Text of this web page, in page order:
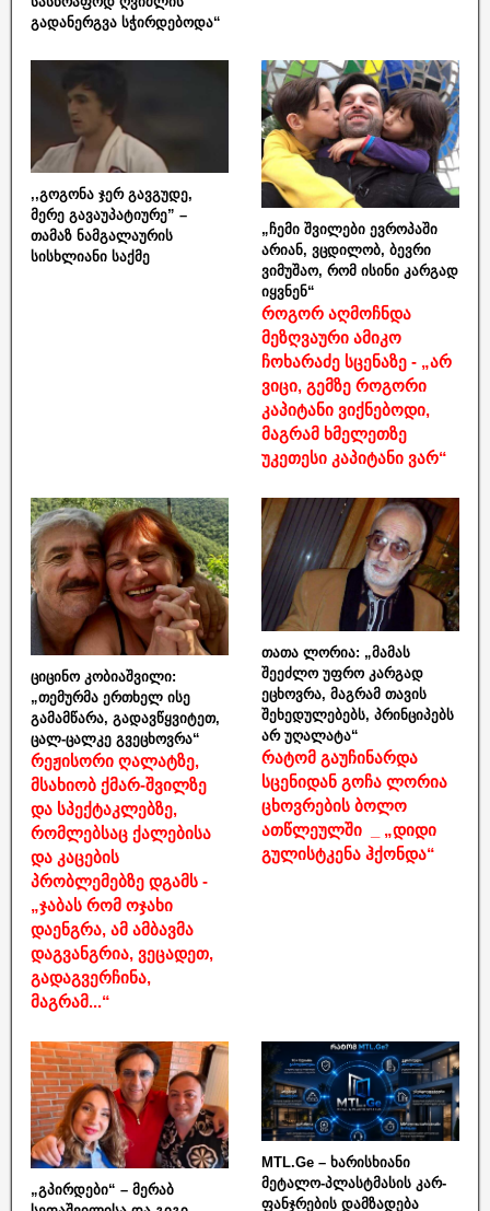
გადანერგვა სჭირდებოდა“
,,გოგონა ჯერ გავგუდე,
მერე გავაუპატიურე” –
თამაზ ნამგალაურის
სისხლიანი საქმე
„ჩემი შვილები ევროპაში
არიან, ვცდილობ, ბევრი
ვიმუშაო, რომ ისინი კარგად
იყვნენ“
როგორ აღმოჩნდა
მეზღვაური ამიკო
ჩოხარაძე სცენაზე - „არ
ვიცი, გემზე როგორი
კაპიტანი ვიქნებოდი,
მაგრამ ხმელეთზე
უკეთესი კაპიტანი ვარ“
ციცინო კობიაშვილი:
„თემურმა ერთხელ ისე
გამამწარა, გადავწყვიტეთ,
ცალ-ცალკე გვეცხოვრა“
რეჟისორი ღალატზე,
მსახიობ ქმარ-შვილზე
და სპექტაკლებზე,
რომლებსაც ქალებისა
და კაცების
პრობლემებზე დგამს -
„ჯაბას რომ ოჯახი
დაენგრა, ამ ამბავმა
დაგვანგრია, ვეცადეთ,
გადაგვერჩინა,
მაგრამ...“
თათა ლორია: „მამას
შეეძლო უფრო კარგად
ეცხოვრა, მაგრამ თავის
შეხედულებებს, პრინციპებს
არ უღალატა“
რატომ გაუჩინარდა
სცენიდან გოჩა ლორია
ცხოვრების ბოლო
ათწლეულში _ „დიდი
გულისტკენა ჰქონდა“
„გპირდები“ – მერაბ
MTL.Ge – ხარისხიანი
მეტალო-პლასტმასის კარ-
ფანჯრების დამზადება